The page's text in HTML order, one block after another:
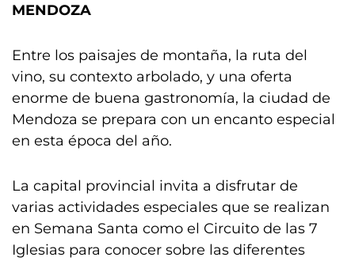
MENDOZA
Entre los paisajes de montaña, la ruta del
vino, su contexto arbolado, y una oferta
enorme de buena gastronomía, la ciudad de
Mendoza se prepara con un encanto especial
en esta época del año.
La capital provincial invita a disfrutar de
varias actividades especiales que se realizan
en Semana Santa como el Circuito de las 7
Iglesias para conocer sobre las diferentes